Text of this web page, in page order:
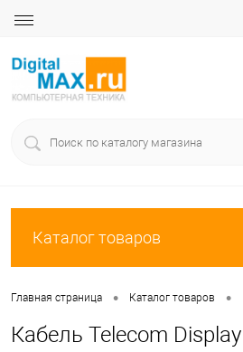
Каталог товаров
Главная страница • Каталог товаров •
Кабель Telecom